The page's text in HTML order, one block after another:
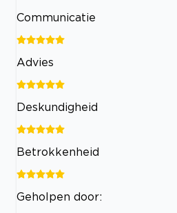
Communicatie
Advies
Deskundigheid
Betrokkenheid
Geholpen door: